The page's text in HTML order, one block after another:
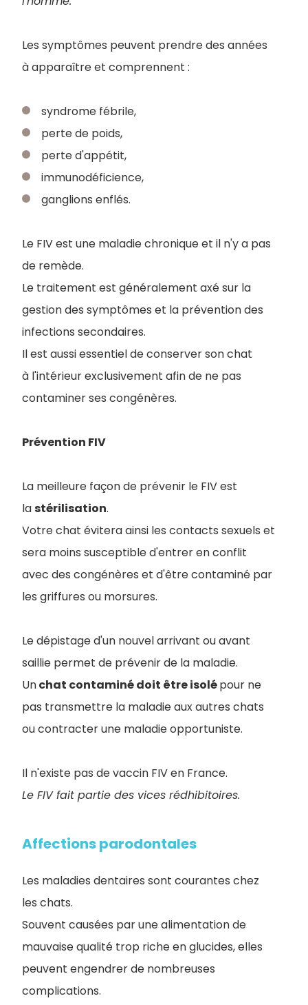
Les symptômes peuvent prendre des années
à apparaître et comprennent :
syndrome fébrile,
perte de poids,
perte d'appétit,
immunodéficience,
ganglions enflés.
Le FIV est une maladie chronique et il n'y a pas
de remède.
Le traitement est généralement axé sur la
gestion des symptômes et la prévention des
infections secondaires.
Il est aussi essentiel de conserver son chat
à l'intérieur exclusivement afin de ne pas
contaminer ses congénères.
Prévention FIV
La meilleure façon de prévenir le FIV est
lastérilisation.
Votre chat évitera ainsi les contacts sexuels et
sera moins susceptible d'entrer en conflit
avec des congénères et d'être contaminé par
les griffures ou morsures.
Le dépistage d'un nouvel arrivant ou avant
saillie permet de prévenir de la maladie.
Unchat contaminé doit être isolépour ne
pas transmettre la maladie aux autres chats
ou contracter une maladie opportuniste.
Il n'existe pas de vaccin FIV en France.
Le FIV fait partie des vices rédhibitoires.
Affections parodontales
Les maladies dentaires sont courantes chez
les chats.
Souvent causées par une alimentation de
mauvaise qualité trop riche en glucides, elles
peuvent engendrer de nombreuses
complications.